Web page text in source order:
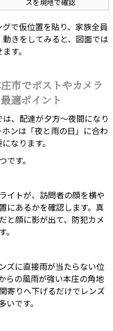
スを現地で確認
で仮位置を貼り、家族全員
きをしてみると、図面では
す。
市でポストやカメラ
適ポイント
、配達が夕方〜夜間になり
ンは「夜と雨の日」に合わ
なります。
す。
イトが、訪問者の顔を横や
にあるかを確認します。真
と顔に影が出て、防犯カメ
ズに直接雨が当たらない位
らの風雨が強い本庄の角地
寄りへ下げるだけでレンズ
です。